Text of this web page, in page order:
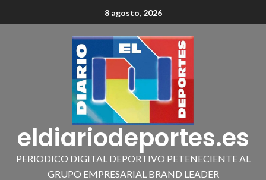
8 agosto, 2026
eldiariodeportes.es
PERIODICO DIGITAL DEPORTIVO PETENECIENTE AL
GRUPO EMPRESARIAL BRAND LEADER